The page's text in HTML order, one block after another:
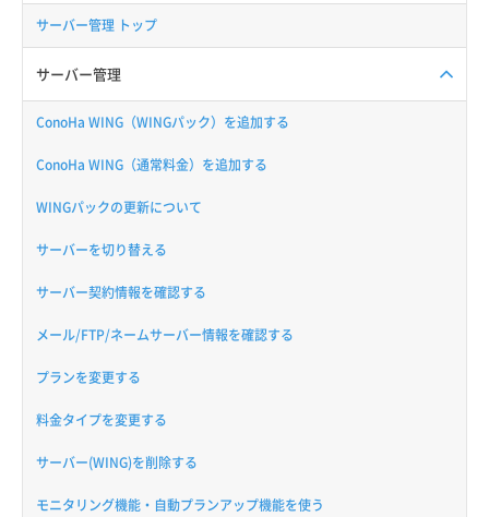
サーバー管理 トップ
サーバー管理
ConoHa WING（WINGパック）を追加する
ConoHa WING（通常料金）を追加する
WINGパックの更新について
サーバーを切り替える
サーバー契約情報を確認する
メール/FTP/ネームサーバー情報を確認する
プランを変更する
料金タイプを変更する
サーバー(WING)を削除する
モニタリング機能・自動プランアップ機能を使う